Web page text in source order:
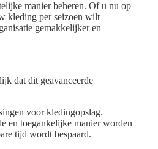
manier beheren. Of u nu op
kleding per seizoen wilt
gemakkelijker en
dat dit geavanceerde
voor kledingopslag.
en toegankelijke manier worden
tijd wordt bespaard.